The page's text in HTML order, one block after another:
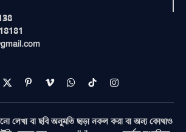
X
(Twitter)
PinterestVimeoWhatsAppTikTokInstagram
লেখা বা ছবি অনুমতি ছাড়া নকল করা বা অন্য কোথাও